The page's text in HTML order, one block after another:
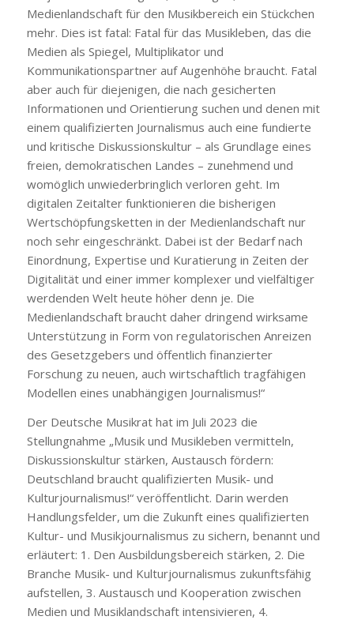
Medienlandschaft für den Musikbereich ein Stückchen
mehr. Dies ist fatal: Fatal für das Musikleben, das die
Medien als Spiegel, Multiplikator und
Kommunikationspartner auf Augenhöhe braucht. Fatal
aber auch für diejenigen, die nach gesicherten
Informationen und Orientierung suchen und denen mit
einem qualifizierten Journalismus auch eine fundierte
und kritische Diskussionskultur – als Grundlage eines
freien, demokratischen Landes – zunehmend und
womöglich unwiederbringlich verloren geht. Im
digitalen Zeitalter funktionieren die bisherigen
Wertschöpfungsketten in der Medienlandschaft nur
noch sehr eingeschränkt. Dabei ist der Bedarf nach
Einordnung, Expertise und Kuratierung in Zeiten der
Digitalität und einer immer komplexer und vielfältiger
werdenden Welt heute höher denn je. Die
Medienlandschaft braucht daher dringend wirksame
Unterstützung in Form von regulatorischen Anreizen
des Gesetzgebers und öffentlich finanzierter
Forschung zu neuen, auch wirtschaftlich tragfähigen
Modellen eines unabhängigen Journalismus!“
Der Deutsche Musikrat hat im Juli 2023 die
Stellungnahme „Musik und Musikleben vermitteln,
Diskussionskultur stärken, Austausch fördern:
Deutschland braucht qualifizierten Musik- und
Kulturjournalismus!“ veröffentlicht. Darin werden
Handlungsfelder, um die Zukunft eines qualifizierten
Kultur- und Musikjournalismus zu sichern, benannt und
erläutert: 1. Den Ausbildungsbereich stärken, 2. Die
Branche Musik- und Kulturjournalismus zukunftsfähig
aufstellen, 3. Austausch und Kooperation zwischen
Medien und Musiklandschaft intensivieren, 4.